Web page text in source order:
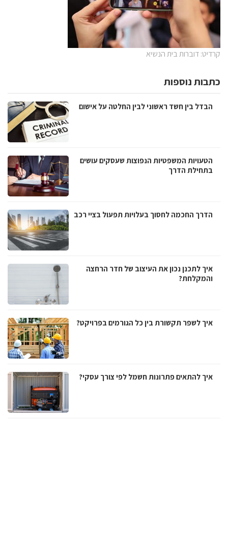
קרדיט: דוברות בית הנשיא
כתבות נוספות
הבדל בין חשד ראשוני לבין החלטה על אישום
הטעויות המשפטיות הנפוצות שעסקים עושים
בתחילת הדרך
הדרך החכמה לחסוך בעלויות תפעול בציי רכב
איך לתכנן נכון את העיצוב של חדר הרחצה
והמקלחת?
איך לשפר תקשורת בין כל הגורמים בפרויקט?
איך להתאים פתרונות חשמל לפי צורך עסקי?